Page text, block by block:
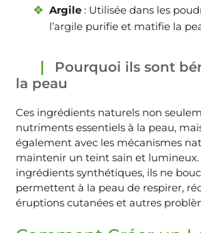
Argile : Utilisée dans les
l’argile purifie et matifie la
Pourquoi ils sont
la peau
Ces ingrédients naturels non
nutriments essentiels à la peau,
également avec les mécanismes
maintenir un teint sain et
ingrédients synthétiques, ils ne
permettent à la peau de respirer,
éruptions cutanées et autres